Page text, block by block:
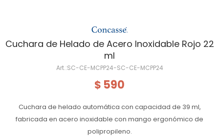
Cuchara de Helado de Acero Inoxidable Rojo 22
ml
SC-CE-MCPP24-SC-CE-MCPP24
$ 590
Cuchara de helado automática con capacidad de 39 ml,
fabricada en acero inoxidable con mango ergonómico de
polipropileno.